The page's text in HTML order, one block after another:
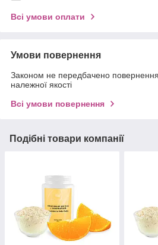
Всі умови оплати
Умови повернення
Законом не передбачено
належної якості
Всі умови повернення
Подібні товари компанії